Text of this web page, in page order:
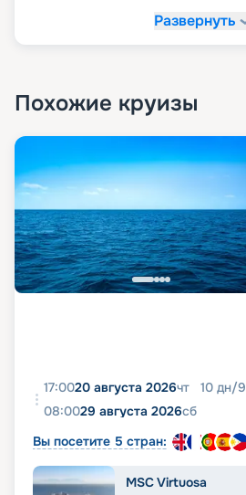
Развернуть
Похожие круизы
17:0020 августа 2026чт 10 дн/9
08:0029 августа 2026сб
Вы посетите 5 стран:
MSC Virtuosa